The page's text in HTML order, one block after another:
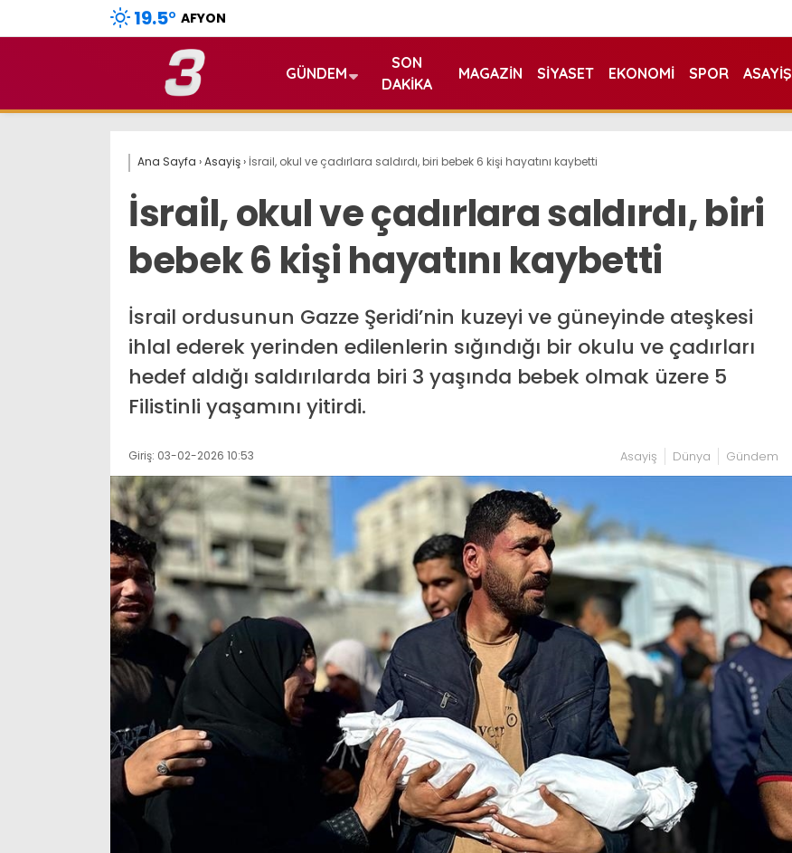
19.5° AFYON
GÜNDEM
SON
DAKIKA
MAGAZIN SIYASET EKONOMI SPOR ASAYIŞ
Ana Sayfa ›Asayiş› İsrail, okul ve çadırlara saldırdı, biri bebek 6 kişi hayatını kaybetti
İsrail, okul ve çadırlara saldırdı, biri
bebek 6 kişi hayatını kaybetti
İsrail ordusunun Gazze Şeridi’nin kuzeyi ve güneyinde ateşkesi
ihlal ederek yerinden edilenlerin sığındığı bir okulu ve çadırları
hedef aldığı saldırılarda biri 3 yaşında bebek olmak üzere 5
Filistinli yaşamını yitirdi.
Giriş: 03-02-2026 10:53 Asayiş Dünya Gündem